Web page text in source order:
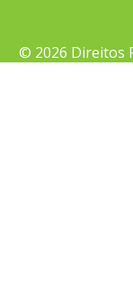
© 2026 Direitos